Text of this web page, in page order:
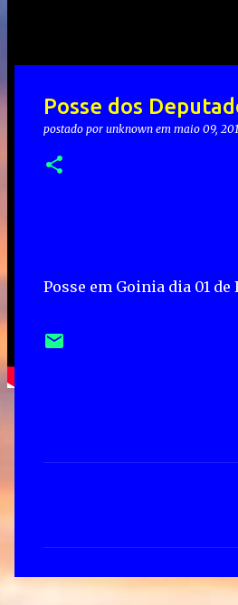
Posse dos
postado por unknown em maio 09,
Posse em Goinia dia 01 de